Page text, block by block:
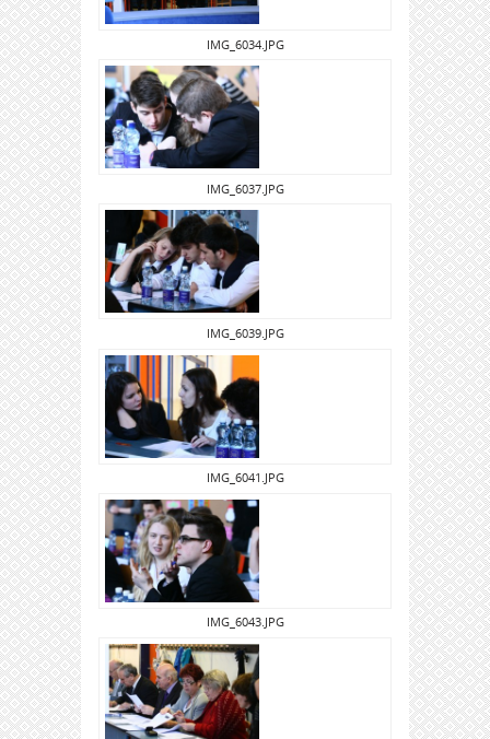
IMG_6034.JPG
IMG_6037.JPG
IMG_6039.JPG
IMG_6041.JPG
IMG_6043.JPG